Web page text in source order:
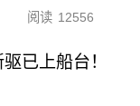
阅读 12556
已上船台！